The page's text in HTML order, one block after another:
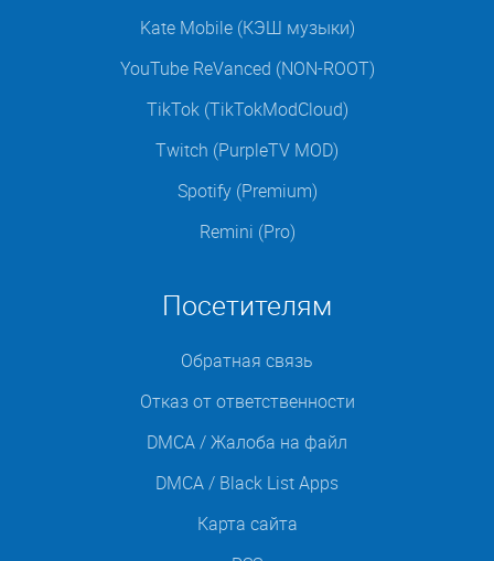
Kate Mobile (КЭШ музыки)
YouTube ReVanced (NON-ROOT)
TikTok (TikTokModCloud)
Twitch (PurpleTV MOD)
Spotify (Premium)
Remini (Pro)
Посетителям
Обратная связь
Отказ от ответственности
DMCA / Жалоба на файл
DMCA / Black List Apps
Карта сайта